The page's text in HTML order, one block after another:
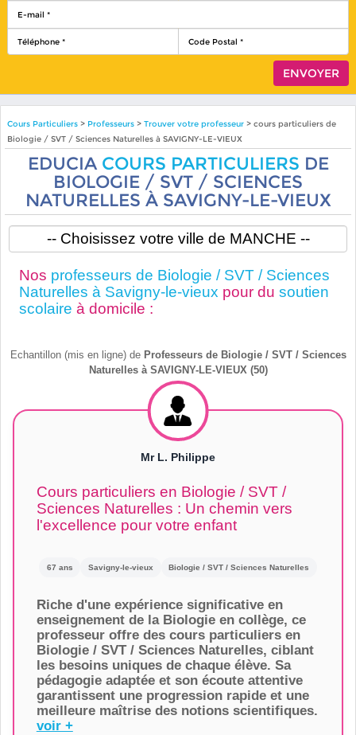
Cours Particuliers> Professeurs > Trouver votre professeur> cours particuliers de
Biologie / SVT / Sciences Naturelles à SAVIGNY-LE-VIEUX
EDUCIA COURS PARTICULIERS DE
BIOLOGIE / SVT / SCIENCES
NATURELLES À SAVIGNY-LE-VIEUX
Nos professeurs de Biologie / SVT / Sciences
Naturelles à Savigny-le-vieux pour du soutien
scolaire à domicile :
Echantillon (mis en ligne) de Professeurs de Biologie / SVT / Sciences
Naturelles à SAVIGNY-LE-VIEUX (50)
Mr L. Philippe
Cours particuliers en Biologie / SVT /
Sciences Naturelles : Un chemin vers
l'excellence pour votre enfant
67 ans Savigny-le-vieux Biologie / SVT / Sciences Naturelles
Riche d'une expérience significative en
enseignement de la Biologie en collège, ce
professeur offre des cours particuliers en
Biologie / SVT / Sciences Naturelles, ciblant
les besoins uniques de chaque élève. Sa
pédagogie adaptée et son écoute attentive
garantissent une progression rapide et une
meilleure maîtrise des notions scientifiques.
voir +